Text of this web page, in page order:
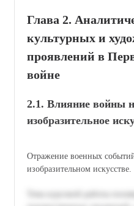
Глава 2.
культурных и
проявлений в
войне
2.1. Влияние войны
изобразительное
Отражение военных
изобразительном искусстве.